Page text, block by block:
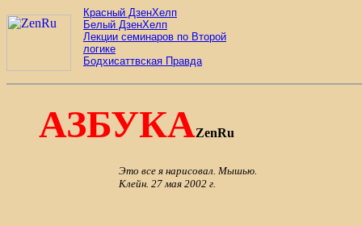
Красный ДзенХелп
Белый ДзенХелп
Лекции семинаров по Второй
логике
Бодхисаттвская Правда
АЗБУКАZenRu
Это все я нарисовал. Мышью.
Клейн. 27 мая 2002 г.